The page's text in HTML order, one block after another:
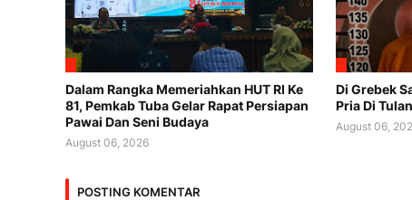
Dalam Rangka Memeriahkan HUT RI Ke
81, Pemkab Tuba Gelar Rapat Persiapan
Pawai Dan Seni Budaya
August 06, 2026
Di Grebek
Pria Di
August 06,
POSTING KOMENTAR